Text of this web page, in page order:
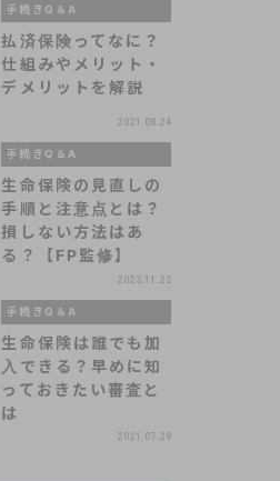
手続きQ＆A
払済保険ってなに？
仕組みやメリット・
デメリットを解説
2021.08.24
手続きQ＆A
生命保険の見直しの
手順と注意点とは？
損しない方法はあ
る？【FP監修】
2023.11.22
手続きQ＆A
生命保険は誰でも加
入できる？早めに知
っておきたい審査と
は
2021.07.29